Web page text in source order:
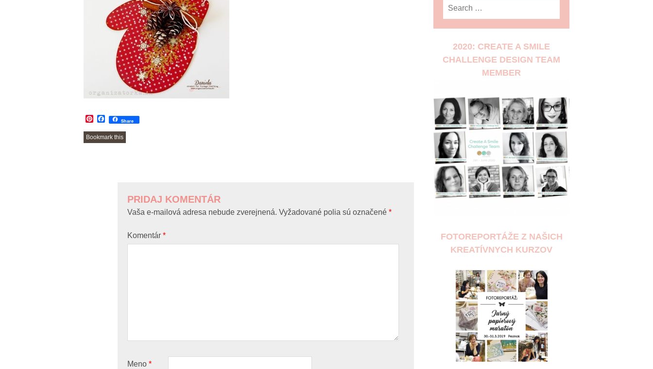
Pinterest
Facebook
Share
Bookmark this
PRIDAJ KOMENTÁR
Vaša e-mailová adresa nebude zverejnená. Vyžadované polia sú označené *
Komentár *
Meno *
2020: CREATE A SMILE
CHALLENGE DESIGN TEAM
MEMBER
FOTOREPORTÁŽE Z NAŠICH
KREATÍVNYCH KURZOV